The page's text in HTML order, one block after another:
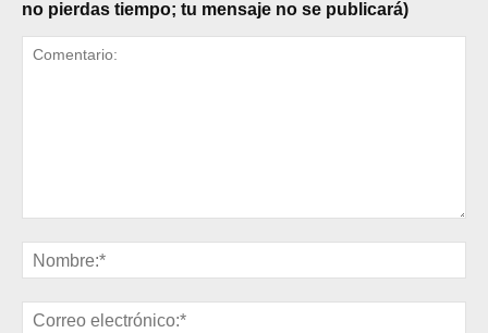
no pierdas tiempo; tu mensaje no se publicará)